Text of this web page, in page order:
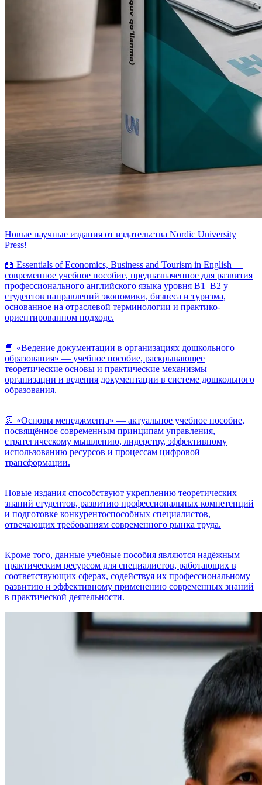
Новые научные издания от издательства Nordic University
Press!
📖 Essentials of Economics, Business and Tourism in English —
современное учебное пособие, предназначенное для развития
профессионального английского языка уровня B1–B2 у
студентов направлений экономики, бизнеса и туризма,
основанное на отраслевой терминологии и практико-
ориентированном подходе.
📘 «Ведение документации в организациях дошкольного
образования» — учебное пособие, раскрывающее
теоретические основы и практические механизмы
организации и ведения документации в системе дошкольного
образования.
📗 «Основы менеджмента» — актуальное учебное пособие,
посвящённое современным принципам управления,
стратегическому мышлению, лидерству, эффективному
использованию ресурсов и процессам цифровой
трансформации.
Новые издания способствуют укреплению теоретических
знаний студентов, развитию профессиональных компетенций
и подготовке конкурентоспособных специалистов,
отвечающих требованиям современного рынка труда.
Кроме того, данные учебные пособия являются надёжным
практическим ресурсом для специалистов, работающих в
соответствующих сферах, содействуя их профессиональному
развитию и эффективному применению современных знаний
в практической деятельности.